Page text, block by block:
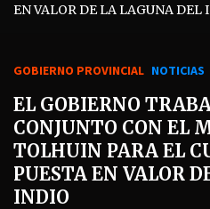
EN VALOR DE LA LAGUNA DEL
GOBIERNO PROVINCIAL NOTICIAS
EL GOBIERNO
CONJUNTO CON EL
TOLHUIN PARA EL
PUESTA EN VALOR
INDIO